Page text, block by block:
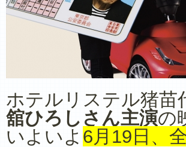
ホテルリステル猪苗
舘ひろしさん主演の
いよいよ 6月19日、